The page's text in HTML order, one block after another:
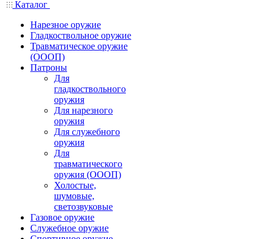
Каталог
Нарезное оружие
Гладкоствольное оружие
Травматическое оружие
(ОООП)
Патроны
Для
гладкоствольного
оружия
Для нарезного
оружия
Для служебного
оружия
Для
травматического
оружия (ОООП)
Холостые,
шумовые,
светозвуковые
Газовое оружие
Служебное оружие